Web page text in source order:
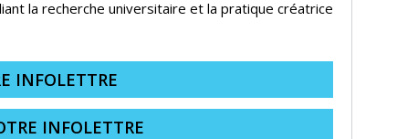
la recherche universitaire et la pratique créatrice
INFOLETTRE
INFOLETTRE